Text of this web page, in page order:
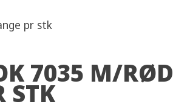
pr stk
7035 M/RØD
STK